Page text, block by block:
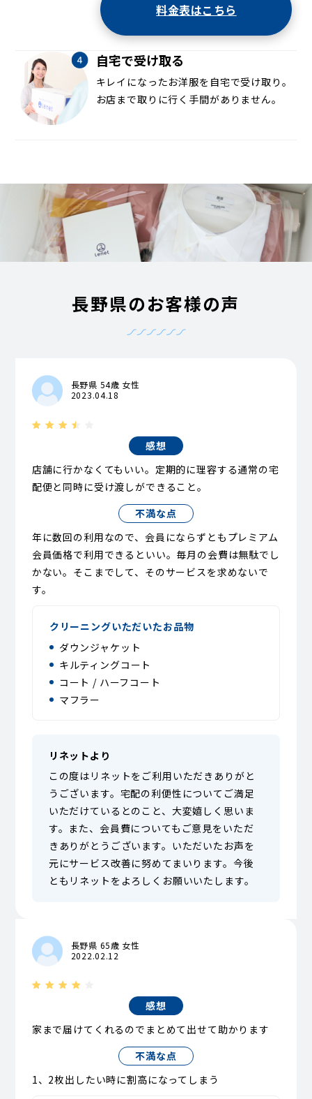
料金表はこちら
自宅で受け取る
キレイになったお洋服を自宅で受け取り。
お店まで取りに行く手間がありません。
長野県のお客様の声
長野県 54歳 女性
2023.04.18
感想
店舗に行かなくてもいい。定期的に理容する通常の宅
配便と同時に受け渡しができること。
不満な点
年に数回の利用なので、会員にならずともプレミアム
会員価格で利用できるといい。毎月の会費は無駄でし
かない。そこまでして、そのサービスを求めないで
す。
クリーニングいただいたお品物
ダウンジャケット
キルティングコート
コート / ハーフコート
マフラー
リネットより
この度はリネットをご利用いただきありがと
うございます。宅配の利便性についてご満足
いただけているとのこと、大変嬉しく思いま
す。また、会員費についてもご意見をいただ
きありがとうございます。いただいたお声を
元にサービス改善に努めてまいります。今後
ともリネットをよろしくお願いいたします。
長野県 65歳 女性
2022.02.12
感想
家まで届けてくれるのでまとめて出せて助かります
不満な点
1、2枚出したい時に割高になってしまう